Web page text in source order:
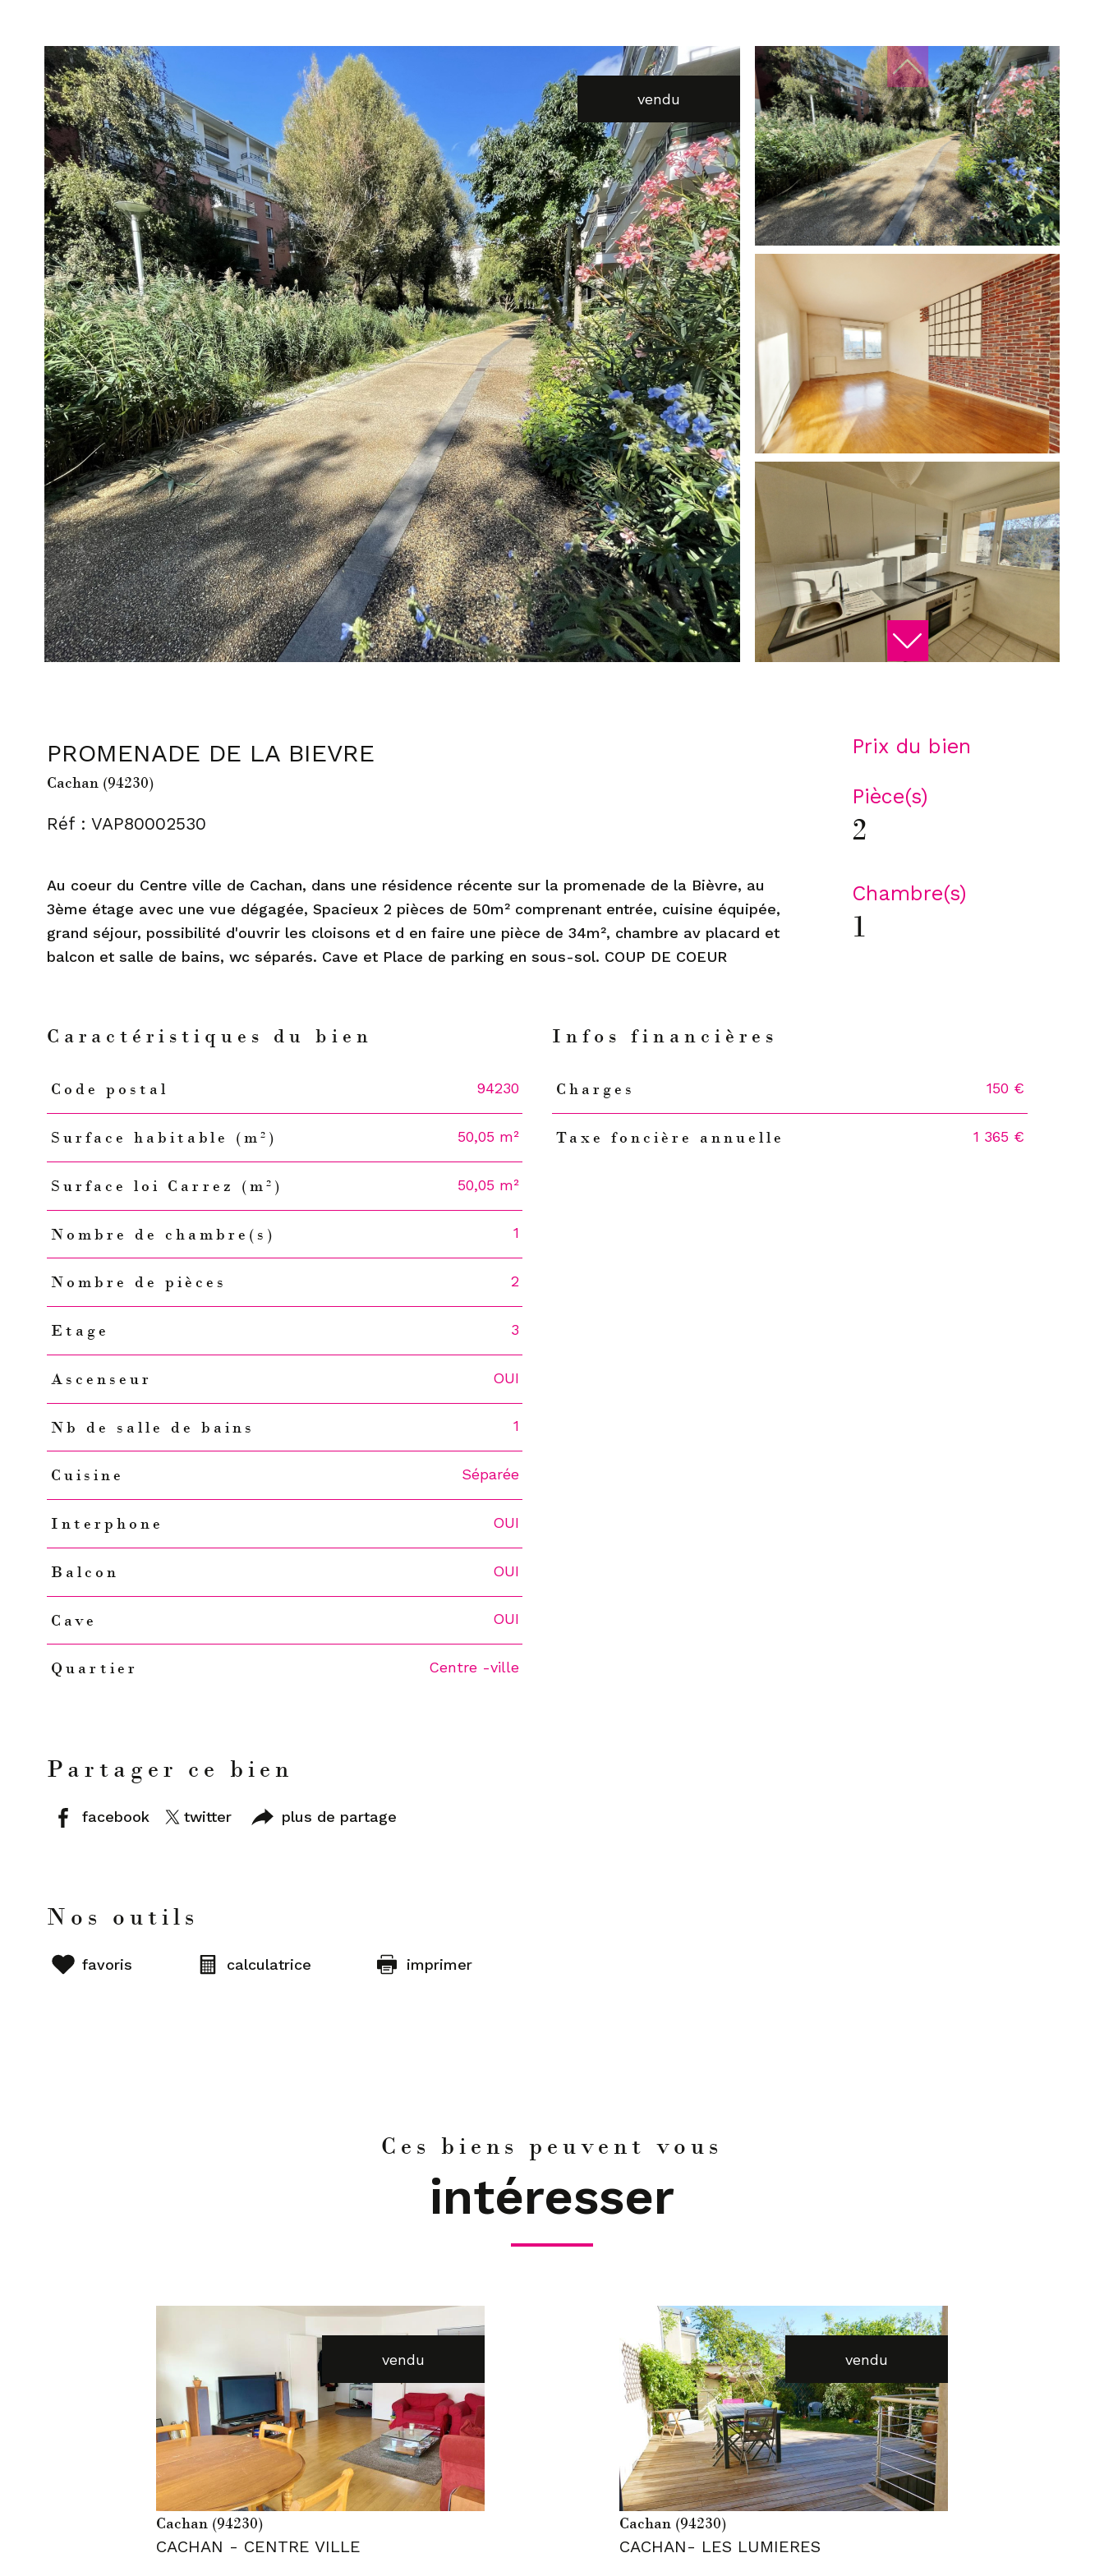
vendu
PROMENADE DE LA BIEVRE
Cachan (94230)
Réf : VAP80002530
Au coeur du Centre ville de Cachan, dans une résidence récente sur la promenade de la Bièvre, au
3ème étage avec une vue dégagée, Spacieux 2 pièces de 50m² comprenant entrée, cuisine équipée,
grand séjour, possibilité d'ouvrir les cloisons et d en faire une pièce de 34m², chambre av placard et
balcon et salle de bains, wc séparés. Cave et Place de parking en sous-sol. COUP DE COEUR
Prix du bien
Pièce(s)
2
Chambre(s)
1
Caractéristiques du bien
Caractéristiques
Code postal 94230
Surface habitable (m²) 50,05 m²
Surface loi Carrez (m²) 50,05 m²
Nombre de chambre(s) 1
Nombre de pièces 2
Etage 3
Ascenseur OUI
Nb de salle de bains 1
Cuisine Séparée
Interphone OUI
Balcon OUI
Cave OUI
Quartier Centre -ville
Infos financières
Caractéristiques
Charges 150 €
Taxe foncière annuelle 1 365 €
Partager ce bien
facebook twitter plus de partage
Nos outils
favoris calculatrice imprimer
Ces biens peuvent vous
intéresser
vendu
voir le bien
Cachan (94230)
CACHAN - CENTRE VILLE
vendu
voir le bien
Cachan (94230)
CACHAN- LES LUMIERES